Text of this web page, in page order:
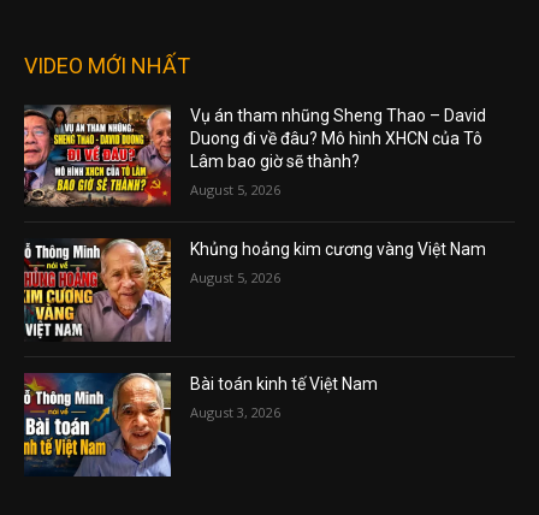
VIDEO MỚI NHẤT
Vụ án tham nhũng Sheng Thao – David
Duong đi về đâu? Mô hình XHCN của Tô
Lâm bao giờ sẽ thành?
August 5, 2026
Khủng hoảng kim cương vàng Việt Nam
August 5, 2026
Bài toán kinh tế Việt Nam
August 3, 2026